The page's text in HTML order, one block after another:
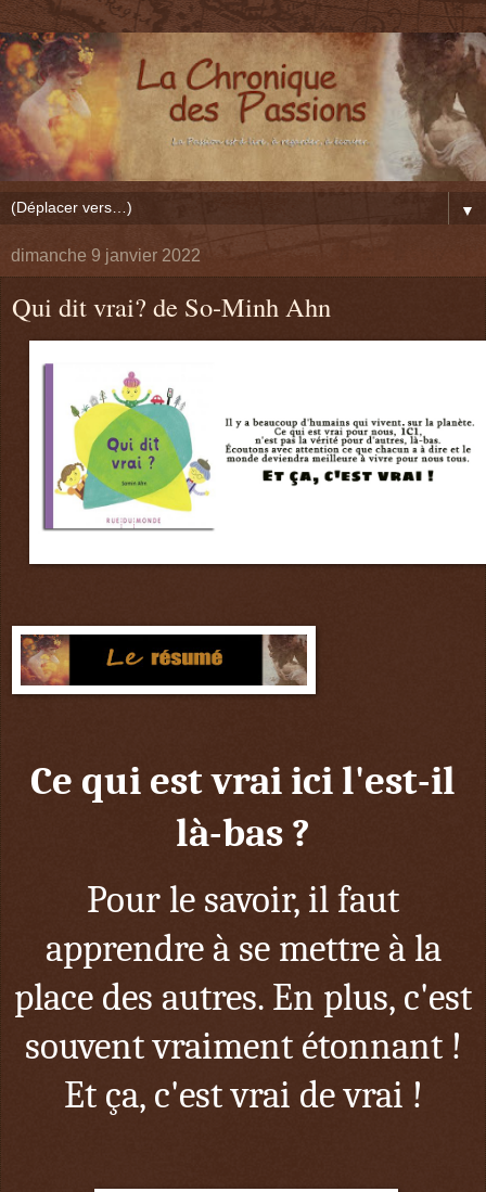
▼
dimanche 9 janvier 2022
Qui dit vrai? de So-Minh Ahn
Ce qui est vrai ici l'est-il
là-bas ?
Pour le savoir, il faut
apprendre à se mettre à la
place des autres. En plus, c'est
souvent vraiment étonnant !
Et ça, c'est vrai de vrai !